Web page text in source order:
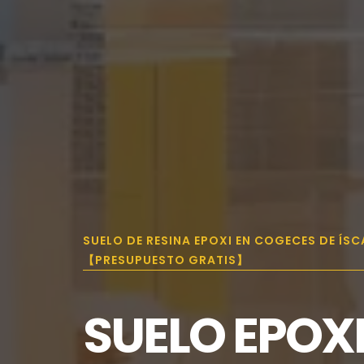
SUELO DE RESINA EPOXI EN COGECES DE
【PRESUPUESTO GRATIS】
SUELO